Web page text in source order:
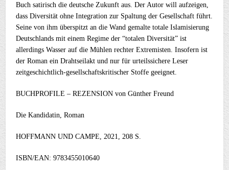
Buch satirisch die deutsche Zukunft aus. Der Autor will aufzeigen,
dass Diversität ohne Integration zur Spaltung der Gesellschaft führt.
Seine von ihm überspitzt an die Wand gemalte totale Islamisierung
Deutschlands mit einem Regime der “totalen Diversität” ist
allerdings Wasser auf die Mühlen rechter Extremisten. Insofern ist
der Roman ein Drahtseilakt und nur für urteilssichere Leser
zeitgeschichtlich-gesellschaftskritischer Stoffe geeignet.
BUCHPROFILE – REZENSION von Günther Freund
Die Kandidatin, Roman
HOFFMANN UND CAMPE, 2021, 208 S.
ISBN/EAN: 9783455010640